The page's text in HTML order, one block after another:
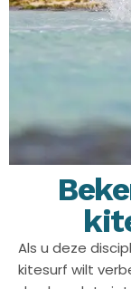
Als u deze
kitesurf wilt